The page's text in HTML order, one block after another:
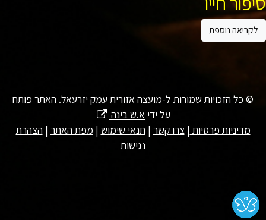
נוספת
© כל הזכויות שמורות ל-מועצה אזורית עמק יזרעאל. האתר פותח
על ידיא.ש בינה
מדיניות פרטיות|צרו קשר|תנאי שימוש|מפת האתר|הצהרת
נגישות